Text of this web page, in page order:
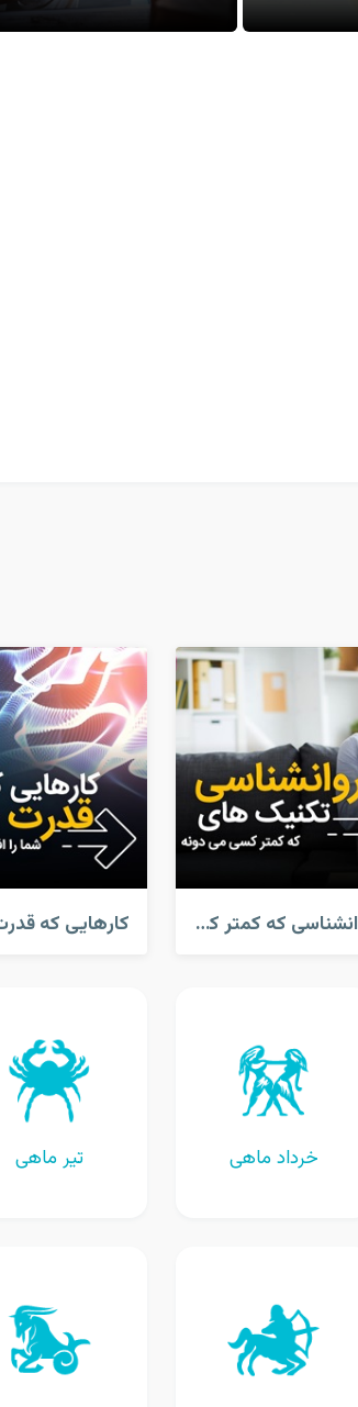
تکنیک های روانشناسی که کمتر کسی میدونه
خرداد ماهی تیر ماهی